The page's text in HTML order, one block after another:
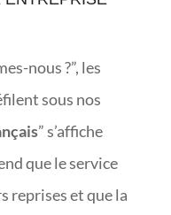
nous ?”, les
sous nos
” s’affiche
que le service
reprises et que la